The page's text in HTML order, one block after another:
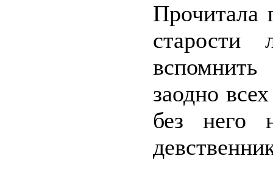
старости
заодно
без него